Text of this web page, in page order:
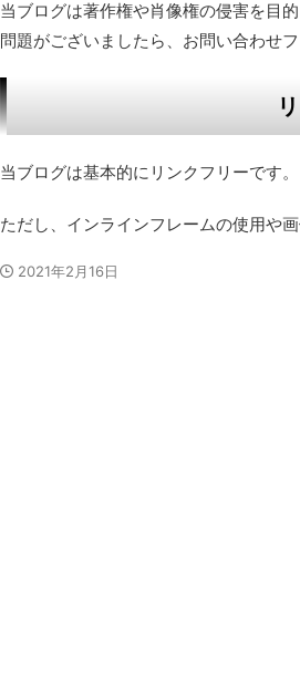
当ブログは著作権や肖像権の侵害を目
問題がございましたら、お問い合わせ
当ブログは基本的にリンクフリーです
ただし、インラインフレームの使用や
2021年2月16日